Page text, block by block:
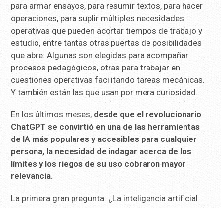
para armar ensayos, para resumir textos, para hacer
operaciones, para suplir múltiples necesidades
operativas que pueden acortar tiempos de trabajo y
estudio, entre tantas otras puertas de posibilidades
que abre: Algunas son elegidas para acompañar
procesos pedagógicos, otras para trabajar en
cuestiones operativas facilitando tareas mecánicas.
Y también están las que usan por mera curiosidad.
En los últimos meses, desde que el revolucionario
ChatGPT se convirtió en una de las herramientas
de IA más populares y accesibles para cualquier
persona, la necesidad de indagar acerca de los
límites y los riegos de su uso cobraron mayor
relevancia.
La primera gran pregunta: ¿La inteligencia artificial